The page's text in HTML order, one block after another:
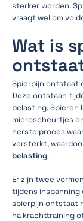
sterker worden.
vraagt wel om
Wat is
Spierpijn ontstaat
Deze ontstaan
belasting. Spieren
microscheurtjes
herstelproces
versterkt,
belasting.
Er zijn twee
tijdens inspanning
spierpijn ontstaat
na krachttraining